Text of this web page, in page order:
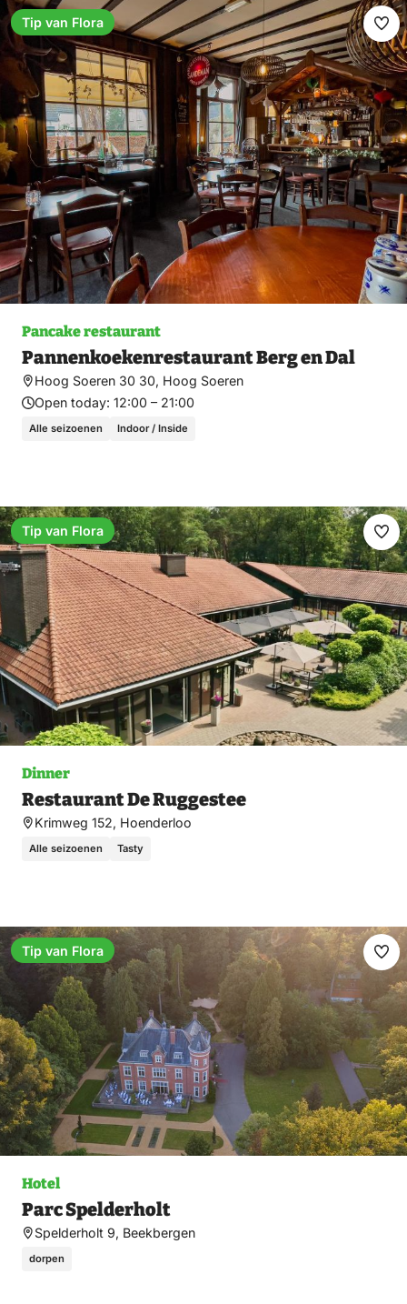
Pancake restaurant
Pannenkoekenrestaurant Berg en Dal
Hoog Soeren 30 30, Hoog Soeren
Open today: 12:00 – 21:00
Alle seizoenen Indoor / Inside
Tip van Flora
Dinner
Restaurant De Ruggestee
Krimweg 152, Hoenderloo
Alle seizoenen Tasty
Tip van Flora
Hotel
Parc Spelderholt
Spelderholt 9, Beekbergen
dorpen
Tip van Flora